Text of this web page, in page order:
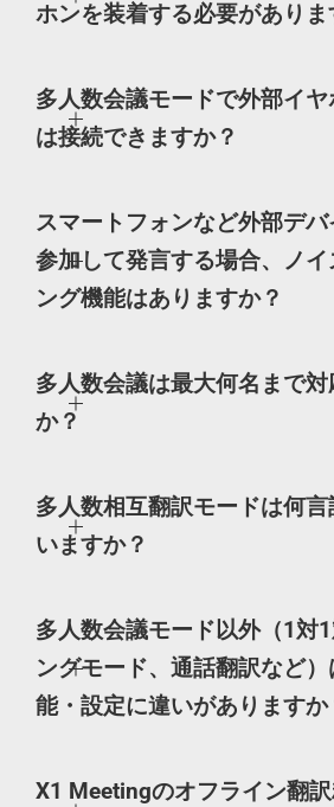
ホンを装着する必要がありま
多人数会議モードで外部イ
は接続できますか？
スマートフォンなど外部デ
参加して発言する場合、ノイ
ング機能はありますか？
多人数会議は最大何名まで
か？
多人数相互翻訳モードは何
いますか？
多人数会議モード以外（1対
ングモード、通話翻訳など
能・設定に違いがありますか
X1 Meetingのオフライン翻